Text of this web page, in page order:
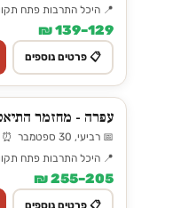
📍 היכל התרבות פתח
129–139 ₪
📋 פרטים נוספים
עפרה - מחזמר
📅 רביעי, 30 ספטמבר ⏰ 20:30
📍 היכל התרבות פתח
205–255 ₪